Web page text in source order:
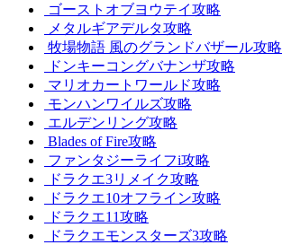
ゴーストオブヨウテイ攻略
メタルギアデルタ攻略
牧場物語 風のグランドバザール攻略
ドンキーコングバナンザ攻略
マリオカートワールド攻略
モンハンワイルズ攻略
エルデンリング攻略
Blades of Fire攻略
ファンタジーライフi攻略
ドラクエ3リメイク攻略
ドラクエ10オフライン攻略
ドラクエ11攻略
ドラクエモンスターズ3攻略